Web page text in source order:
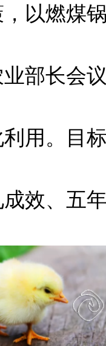
以燃煤
部长会
用。目
效、五